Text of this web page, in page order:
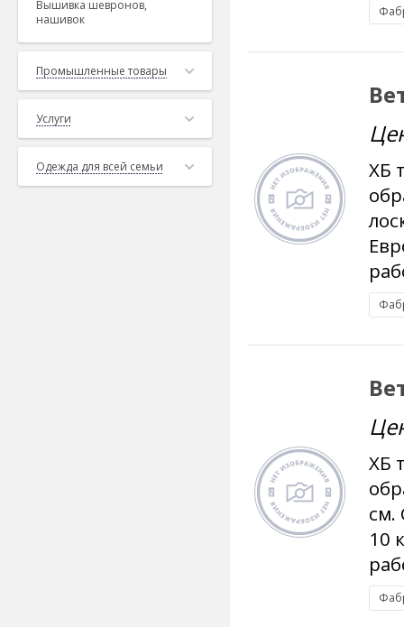
Вышивка шевронов,
нашивок
Промышленные товары
Услуги
Одежда для всей семьи
ХБ
ХБ
см.
10